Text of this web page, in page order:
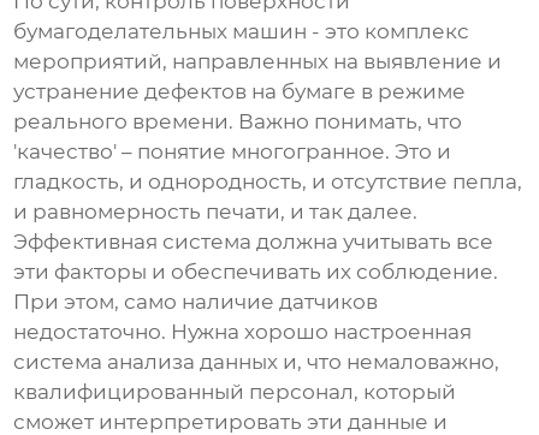
бумагоделательных машин - это комплекс
мероприятий, направленных на выявление и
устранение дефектов на бумаге в режиме
реального времени. Важно понимать, что
'качество' – понятие многогранное. Это и
гладкость, и однородность, и отсутствие пепла,
и равномерность печати, и так далее.
Эффективная система должна учитывать все
эти факторы и обеспечивать их соблюдение.
При этом, само наличие датчиков
недостаточно. Нужна хорошо настроенная
система анализа данных и, что немаловажно,
квалифицированный персонал, который
сможет интерпретировать эти данные и